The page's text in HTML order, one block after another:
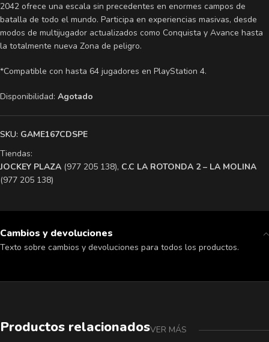
2042 ofrece una escala sin precedentes en enormes campos de
batalla de todo el mundo. Participa en experiencias masivas, desde
modos de multijugador actualizados como Conquista y Avance hasta
la totalmente nueva Zona de peligro.
*Compatible con hasta 64 jugadores en PlayStation 4.
Disponibilidad: Agotado
SKU: GAME167CDSPE
Tiendas:
​JOCKEY PLAZA (977 205 138), ​C.C LA ROTONDA 2 – LA MOLINA
(977 205 138)
Cambios y devoluciones
Texto sobre cambios y devoluciones para todos los productos.
Productos relacionadosVER MÁS